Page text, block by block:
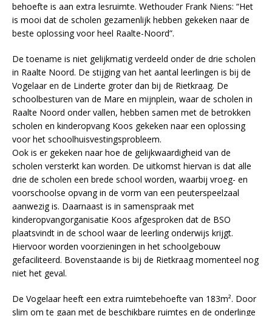
behoefte is aan extra lesruimte. Wethouder Frank Niens: “Het
is mooi dat de scholen gezamenlijk hebben gekeken naar de
beste oplossing voor heel Raalte-Noord”.
De toename is niet gelijkmatig verdeeld onder de drie scholen
in Raalte Noord. De stijging van het aantal leerlingen is bij de
Vogelaar en de Linderte groter dan bij de Rietkraag. De
schoolbesturen van de Mare en mijnplein, waar de scholen in
Raalte Noord onder vallen, hebben samen met de betrokken
scholen en kinderopvang Koos gekeken naar een oplossing
voor het schoolhuisvestingsprobleem.
Ook is er gekeken naar hoe de gelijkwaardigheid van de
scholen versterkt kan worden. De uitkomst hiervan is dat alle
drie de scholen een brede school worden, waarbij vroeg- en
voorschoolse opvang in de vorm van een peuterspeelzaal
aanwezig is. Daarnaast is in samenspraak met
kinderopvangorganisatie Koos afgesproken dat de BSO
plaatsvindt in de school waar de leerling onderwijs krijgt.
Hiervoor worden voorzieningen in het schoolgebouw
gefaciliteerd. Bovenstaande is bij de Rietkraag momenteel nog
niet het geval.
De Vogelaar heeft een extra ruimtebehoefte van 183m². Door
slim om te gaan met de beschikbare ruimtes en de onderlinge